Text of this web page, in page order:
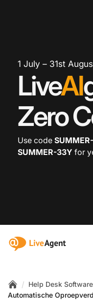
1 July – 31st
LiveAI
Zero
Use code
SUMMER-33Y for
:site.title
Home
/ Help Desk
Automatische